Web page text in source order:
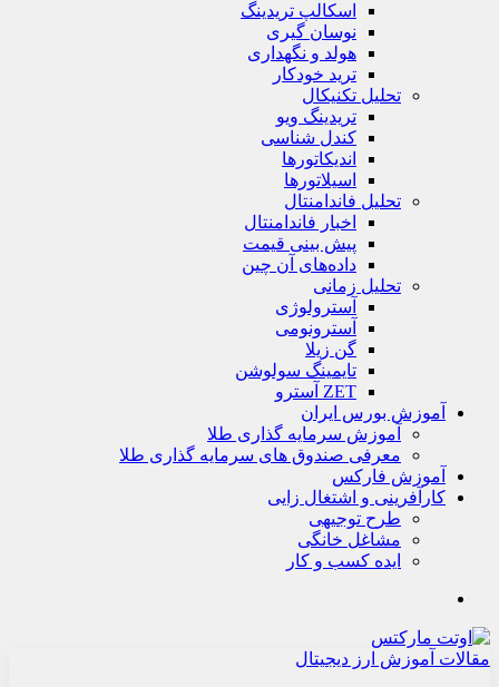
اسکالپ تریدینگ
نوسان گیری
هولد و نگهداری
ترید خودکار
تحلیل تکنیکال
تریدینگ ویو
کندل شناسی
اندیکاتورها
اسیلاتورها
تحلیل فاندامنتال
اخبار فاندامنتال
پیش بینی قیمت
داده‌های آن چین
تحلیل زمانی
آسترولوژی
آسترونومی
گن زیلا
تايمينگ سولوشن
ZET آسترو
آموزش بورس ایران
آموزش سرمایه گذاری طلا
معرفی صندوق های سرمایه گذاری طلا
آموزش فارکس
کارآفرینی و اشتغال زایی
طرح توجیهی
مشاغل خانگی
ایده کسب و کار
مقالات آموزش ارز دیجیتال